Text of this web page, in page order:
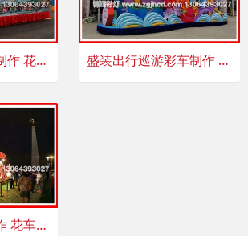
丰收节庆典彩车制作 花车制作 彩灯制作按需定做确保质量 盛装出行巡游彩车制作 彩船制作 精湛工艺 价格实惠
长春巡游彩车制作 花车制作 彩船制作璀璨耀彩